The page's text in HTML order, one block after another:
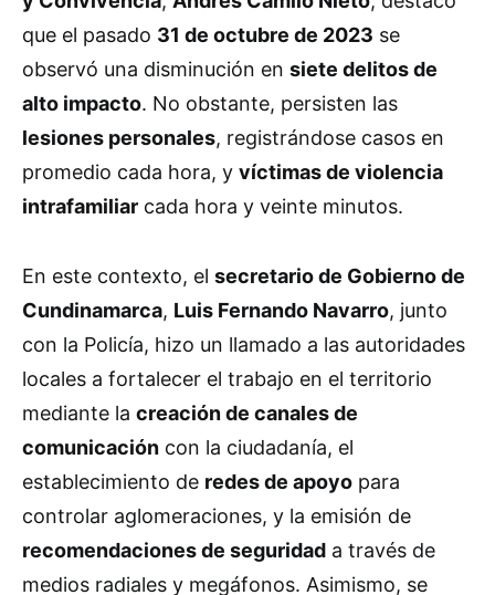
que el pasado 31 de octubre de 2023 se
observó una disminución en siete delitos de
alto impacto. No obstante, persisten las
lesiones personales, registrándose casos en
promedio cada hora, y víctimas de violencia
intrafamiliar cada hora y veinte minutos.
En este contexto, el secretario de Gobierno de
Cundinamarca, Luis Fernando Navarro, junto
con la Policía, hizo un llamado a las autoridades
locales a fortalecer el trabajo en el territorio
mediante la creación de canales de
comunicación con la ciudadanía, el
establecimiento de redes de apoyo para
controlar aglomeraciones, y la emisión de
recomendaciones de seguridad a través de
medios radiales y megáfonos. Asimismo, se